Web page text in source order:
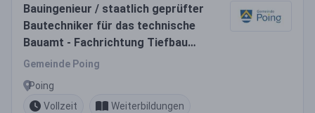
Bauingenieur / staatlich geprüfter
Bautechniker für das technische
Bauamt - Fachrichtung Tiefbau
(m/w/d)
Gemeinde Poing
Poing
Vollzeit
Weiterbildungen